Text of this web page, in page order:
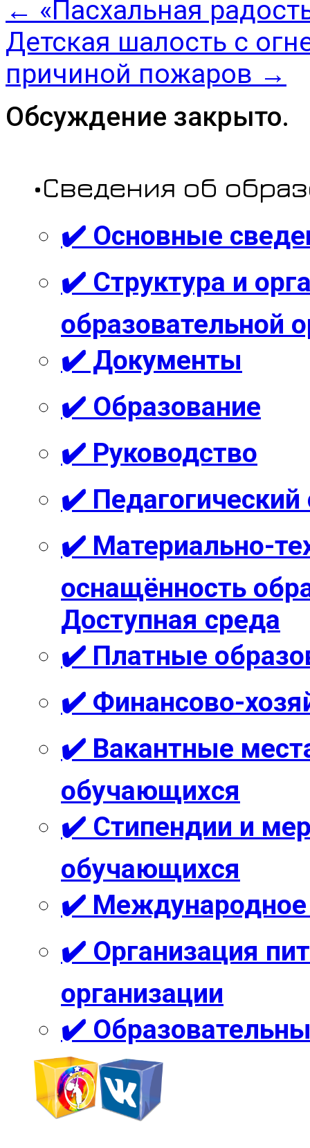
← «Пасхальная
Детская шалость с
причиной пожаров →
Обсуждение закрыто.
•Сведения об
✔️ Основные
✔️ Структура и
образовательной
✔️ Документы
✔️ Образование
✔️ Руководство
✔️ Педагогический
✔️ Материально-
оснащённость
Доступная среда
✔️ Платные
✔️ Финансово-
✔️ Вакантные
обучающихся
✔️ Стипендии и
обучающихся
✔️ Международное
✔️ Организация
организации
✔️